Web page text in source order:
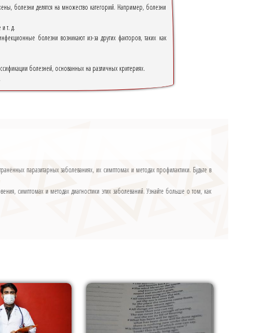
болезни делятся на множество категорий. Например, болезни
т. д.
болезни возникают из-за других факторов, таких как
болезней, основанных на различных критериях.
паразитарных заболеваниях, их симптомах и методах профилактики. Будьте в
симптомах и методах диагностики этих заболеваний. Узнайте больше о том, как